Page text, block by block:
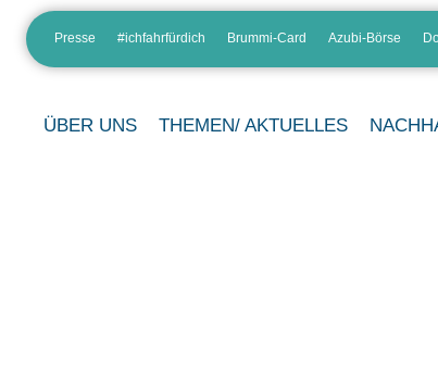
Presse #ichfahrfürdich Brummi-Card Azubi-Börse
ÜBER UNS THEMEN/ AKTUELLES